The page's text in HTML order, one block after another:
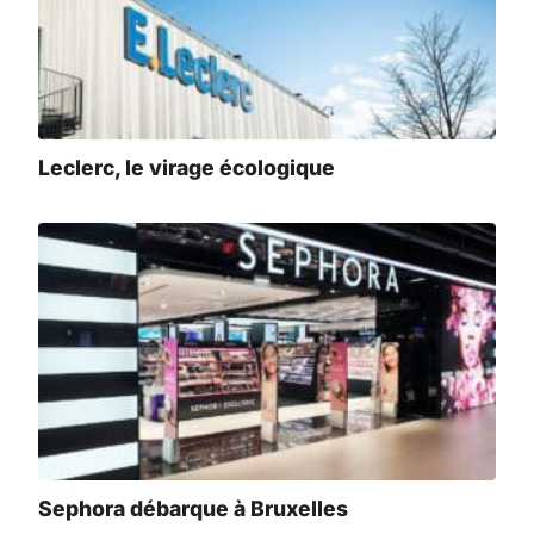
Leclerc, le virage écologique
Sephora débarque à Bruxelles